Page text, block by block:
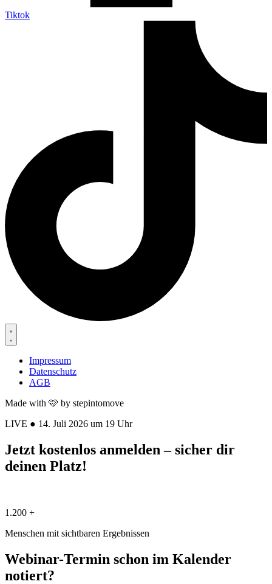
Tiktok
Impressum
Datenschutz
AGB
Made with 🩷 by stepintomove
LIVE ● 14. Juli 2026 um 19 Uhr
Jetzt kostenlos anmelden – sicher dir
deinen Platz!
1.200 +
Menschen mit sichtbaren Ergebnissen
Webinar-Termin schon im Kalender
notiert?